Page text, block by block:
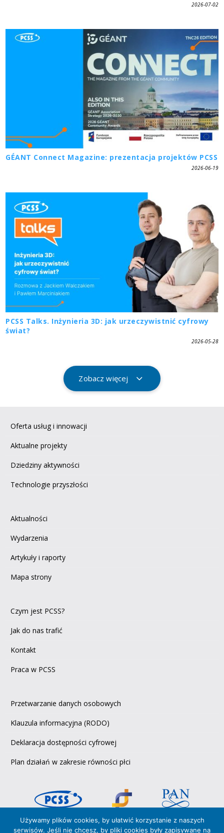
2026-07-02
GÉANT Connect Magazine: prezentacja projektów PCSS
2026-06-19
PCSS Talks. Inżynieria 3D: jak urzeczywistnić cyfrowy
świat?
2026-05-28
Zobacz więcej
Oferta usług i innowacji
Aktualne projekty
Dziedziny aktywności
Technologie przyszłości
Aktualności
Wydarzenia
Artykuły i raporty
Mapa strony
Czym jest PCSS?
Jak do nas trafić
Kontakt
Praca w PCSS
Przetwarzanie danych osobowych
Klauzula informacyjna (RODO)
Deklaracja dostępności cyfrowej
Plan działań w zakresie równości płci
Używamy plików cookies, by ułatwić korzystanie z naszych
serwisów. Jeśli nie chcesz, by pliki cookies były zapisywane na